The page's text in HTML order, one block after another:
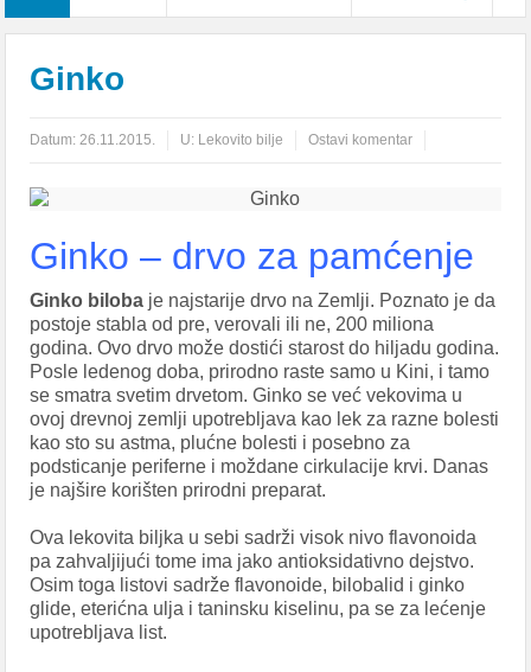
Ginko
Datum:26.11.2015. U: Lekovito bilje Ostavi komentar
Ginko – drvo za pamćenje
Ginko biloba je najstarije drvo na Zemlji. Poznato je da
postoje stabla od pre, verovali ili ne, 200 miliona
godina. Ovo drvo može dostići starost do hiljadu godina.
Posle ledenog doba, prirodno raste samo u Kini, i tamo
se smatra svetim drvetom. Ginko se već vekovima u
ovoj drevnoj zemlji upotrebljava kao lek za razne bolesti
kao sto su astma, plućne bolesti i posebno za
podsticanje periferne i moždane cirkulacije krvi. Danas
je najšire korišten prirodni preparat.
Ova lekovita biljka u sebi sadrži visok nivo flavonoida
pa zahvaljijući tome ima jako antioksidativno dejstvo.
Osim toga listovi sadrže flavonoide, bilobalid i ginko
glide, eterićna ulja i taninsku kiselinu, pa se za lećenje
upotrebljava list.